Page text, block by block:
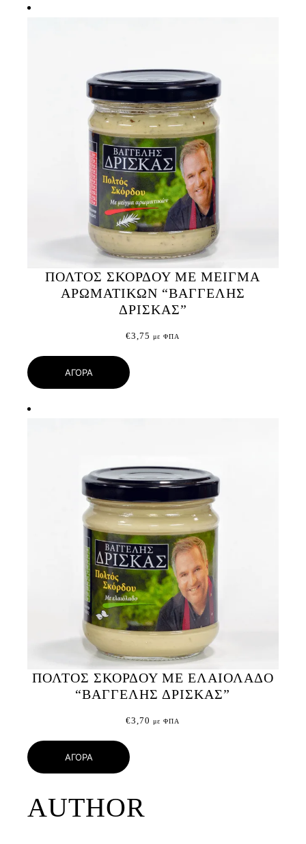
ΠΟΛΤΟΣ ΣΚΟΡΔΟΥ ΜΕ ΜΕΙΓΜΑ
ΑΡΩΜΑΤΙΚΩΝ “ΒΑΓΓΕΛΗΣ
ΔΡΙΣΚΑΣ”
€3,75 με ΦΠΑ
ΑΓΟΡΑ
ΠΟΛΤΟΣ ΣΚΟΡΔΟΥ ΜΕ ΕΛΑΙΟΛΑΔΟ
“ΒΑΓΓΕΛΗΣ ΔΡΙΣΚΑΣ”
€3,70 με ΦΠΑ
ΑΓΟΡΑ
AUTHOR